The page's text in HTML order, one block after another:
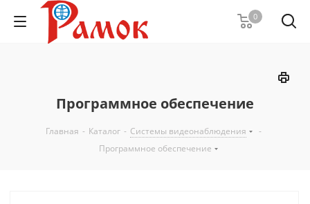
0
Программное обеспечение
Главная - Каталог - Системы видеонаблюдения
-
Программное обеспечение